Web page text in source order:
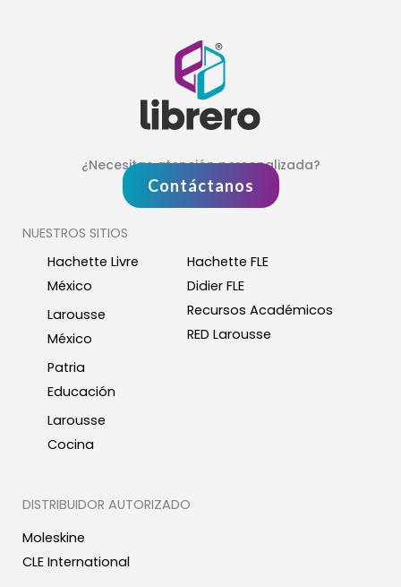
¿Necesitas atención personalizada?
Contáctanos
NUESTROS SITIOS
Hachette Livre
México
Larousse
México
Patria
Educación
Larousse
Cocina
Hachette FLE
Didier FLE
Recursos Académicos
RED Larousse
DISTRIBUIDOR AUTORIZADO
Moleskine
CLE International